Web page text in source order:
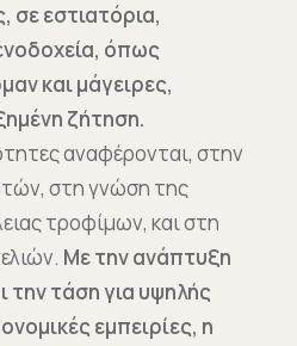
σε εστιατόρια,
όπως
και μάγειρες,
ζήτηση.
αναφέρονται, στην
στη γνώση της
τροφίμων, και στη
Με την ανάπτυξη
την τάση για υψηλής
εμπειρίες, η